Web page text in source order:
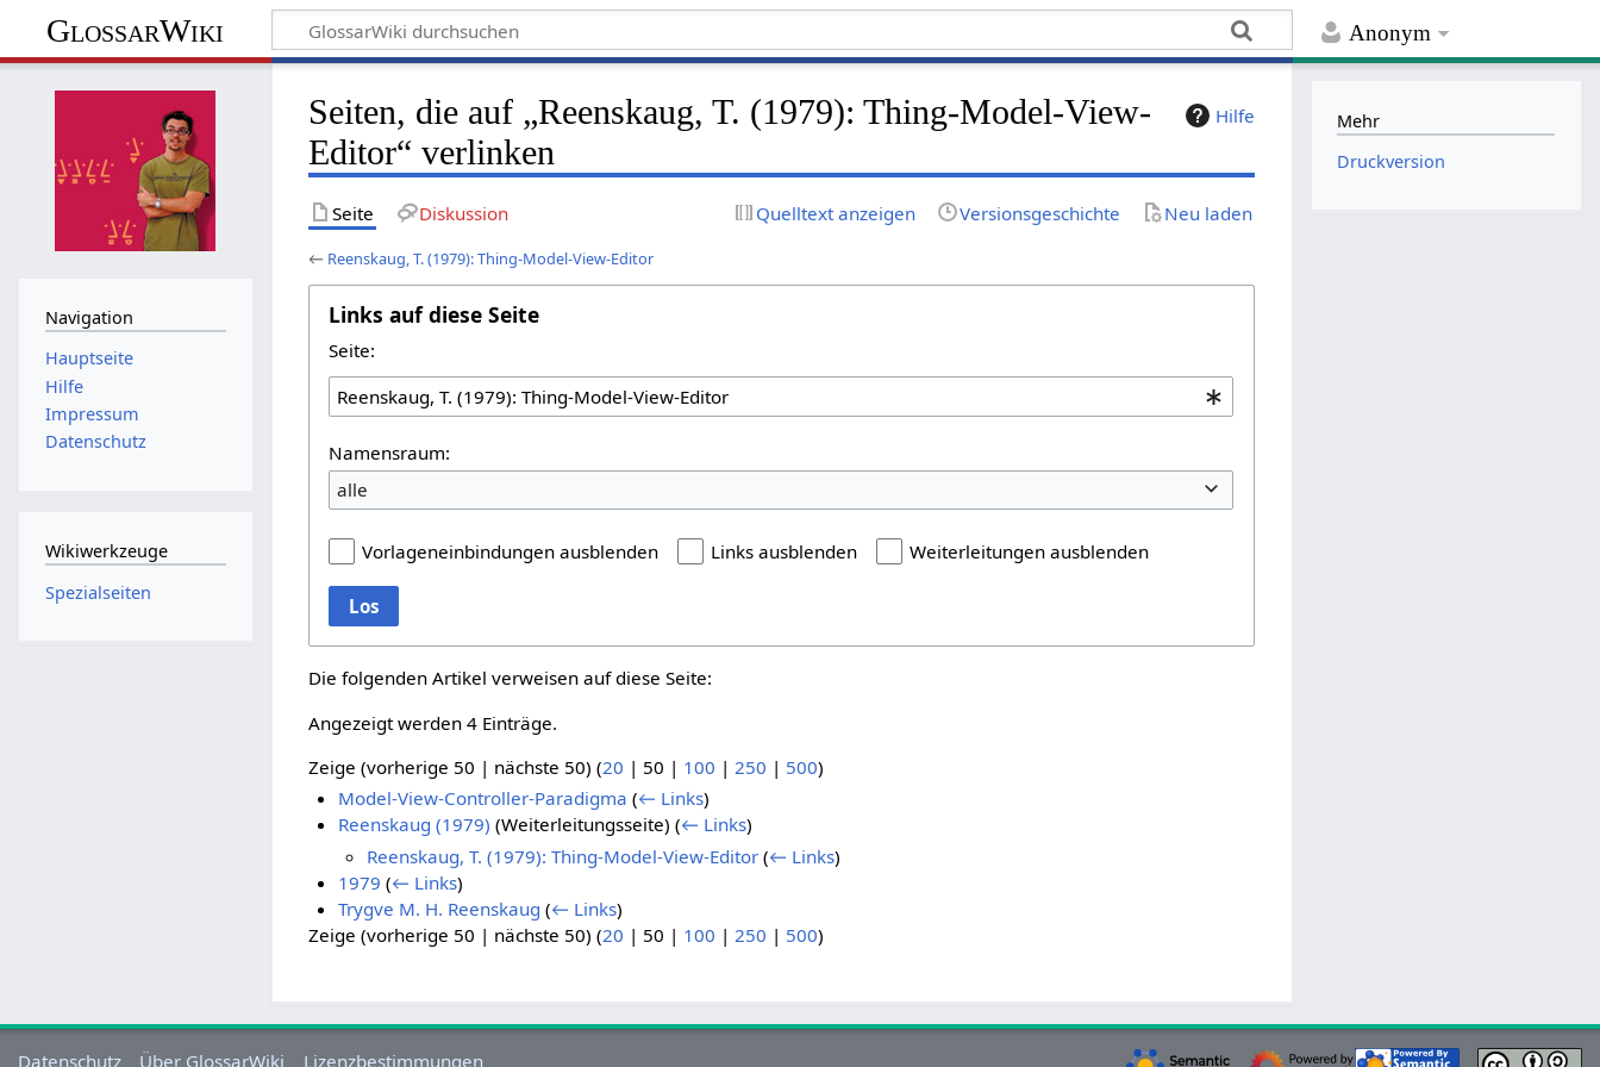
Anonym
GlossarWiki
Hilfe
Seiten, die auf „Reenskaug, T. (1979): Thing-Model-View-
Editor“ verlinken
Seite Diskussion Quelltext anzeigen Versionsgeschichte Neu laden
← Reenskaug, T. (1979): Thing-Model-View-Editor
Links auf diese Seite
Seite:
Namensraum:
alle
Vorlageneinbindungen ausblenden Links ausblenden Weiterleitungen ausblenden
Los
Die folgenden Artikel verweisen auf diese Seite:
Angezeigt werden 4 Einträge.
Zeige (vorherige 50 | nächste 50) (20 | 50 | 100 | 250 | 500)
Model-View-Controller-Paradigma (← Links)
Reenskaug (1979) (Weiterleitungsseite) (← Links)
Reenskaug, T. (1979): Thing-Model-View-Editor (← Links)
1979 (← Links)
Trygve M. H. Reenskaug (← Links)
Zeige (vorherige 50 | nächste 50) (20 | 50 | 100 | 250 | 500)
Navigation
Hauptseite
Hilfe
Impressum
Datenschutz
Wikiwerkzeuge
Spezialseiten
Mehr
Druckversion
Datenschutz Über GlossarWiki Lizenzbestimmungen